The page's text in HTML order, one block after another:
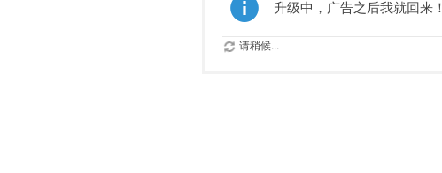
升级中，广告之后我就回来！
请稍候...